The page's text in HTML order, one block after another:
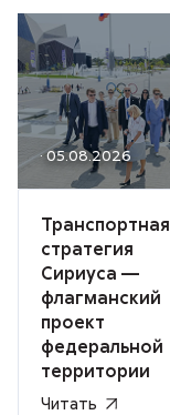
· 05.08.2026
Транспортная
стратегия
Сириуса —
флагманский
проект
федеральной
территории
Читать